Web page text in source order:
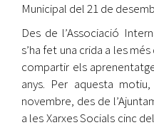
Municipal del 21 de
Des de l’Associació
s’ha fet una crida a les
compartir els
anys. Per aquesta
novembre, des de
a les Xarxes Socials cinc